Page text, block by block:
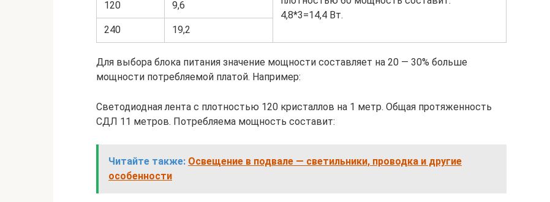
4,8*3=14,4 Вт.
120 9,6
240 19,2
Для выбора блока питания значение мощности составляет на 20 — 30% больше
мощности потребляемой платой. Например:
Светодиодная лента с плотностью 120 кристаллов на 1 метр. Общая протяженность
СДЛ 11 метров. Потребляема мощность составит:
Читайте также: Освещение в подвале — светильники, проводка и другие
особенности